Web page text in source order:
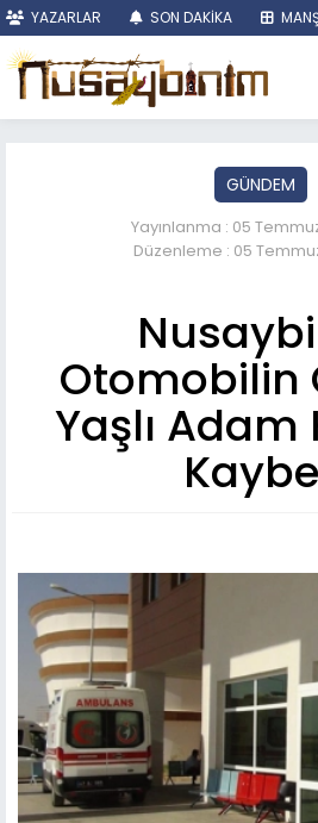
YAZARLAR SON DAKİKA
GÜNDEM
Yayınlanma : 05
Düzenleme : 05
Otomobilin
Yaşlı Adam